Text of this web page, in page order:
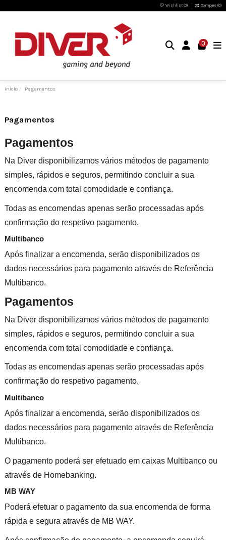
Wishlist (0) Compare (0)
0
Início Pagamentos
Pagamentos
Pagamentos
Na Diver disponibilizamos vários métodos de pagamento
simples, rápidos e seguros, permitindo concluir a sua
encomenda com total comodidade e confiança.
Todas as encomendas apenas serão processadas após
confirmação do respetivo pagamento.
Multibanco
Após finalizar a encomenda, serão disponibilizados os
dados necessários para pagamento através de Referência
Multibanco.
Pagamentos
Na Diver disponibilizamos vários métodos de pagamento
simples, rápidos e seguros, permitindo concluir a sua
encomenda com total comodidade e confiança.
Todas as encomendas apenas serão processadas após
confirmação do respetivo pagamento.
Multibanco
Após finalizar a encomenda, serão disponibilizados os
dados necessários para pagamento através de Referência
Multibanco.
O pagamento poderá ser efetuado em caixas Multibanco ou
através de Homebanking.
MB WAY
Poderá efetuar o pagamento da sua encomenda de forma
rápida e segura através de MB WAY.